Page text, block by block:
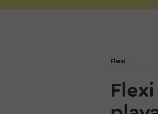
Flexi